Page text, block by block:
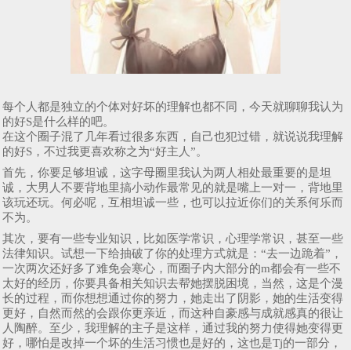
每个人都是独立的个体对好坏的理解也都不同，今天就聊聊我认为
的好S是什么样的吧。
在这个圈子混了几年看过很多东西，自己也犯过错，就说说我理解
的好S，不过我更喜欢称之为“好主人”。
首先，你要足够坦诚，这字母圈里我认为两人相处最重要的是坦
诚，大男人不要背地里搞小动作最常见的就是嘴上一对一，背地里
该玩还玩。何必呢，互相坦诚一些，也可以拉近你们的关系何乐而
不为。
其次，要有一些专业知识，比如医学常识，心理学常识，甚至一些
法律知识。试想一下给抽破了你的处理方式就是：“去一边跪着”，
一次两次还好多了难免会寒心，而圈子内大部分的m都会有一些不
太好的经历，你要具备相关知识去帮她摆脱困境，当然，这是个漫
长的过程，而你想想通过你的努力，她走出了阴影，她的生活变得
更好，自然而然的会跟你更亲近，而这种自豪感与成就感真的很让
人陶醉。至少，我理解的主子是这样，通过我的努力使得她变得更
好，哪怕是改掉一个坏的生活习惯也是好的，这也是Tj的一部分，